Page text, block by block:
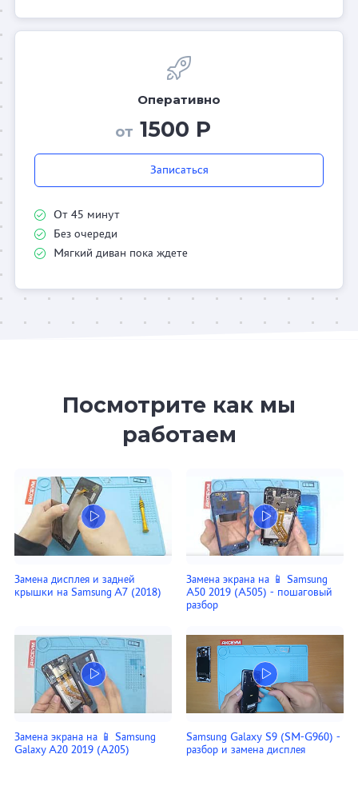
Оперативно
от 1500 Р
Записаться
От 45 минут
Без очереди
Мягкий диван пока ждете
Посмотрите как мы
работаем
Замена дисплея и задней
крышки на Samsung A7 (2018)
Замена экрана на 📱 Samsung
A50 2019 (A505) - пошаговый
разбор
Замена экрана на 📱 Samsung
Galaxy A20 2019 (A205)
Samsung Galaxy S9 (SM-G960) -
разбор и замена дисплея